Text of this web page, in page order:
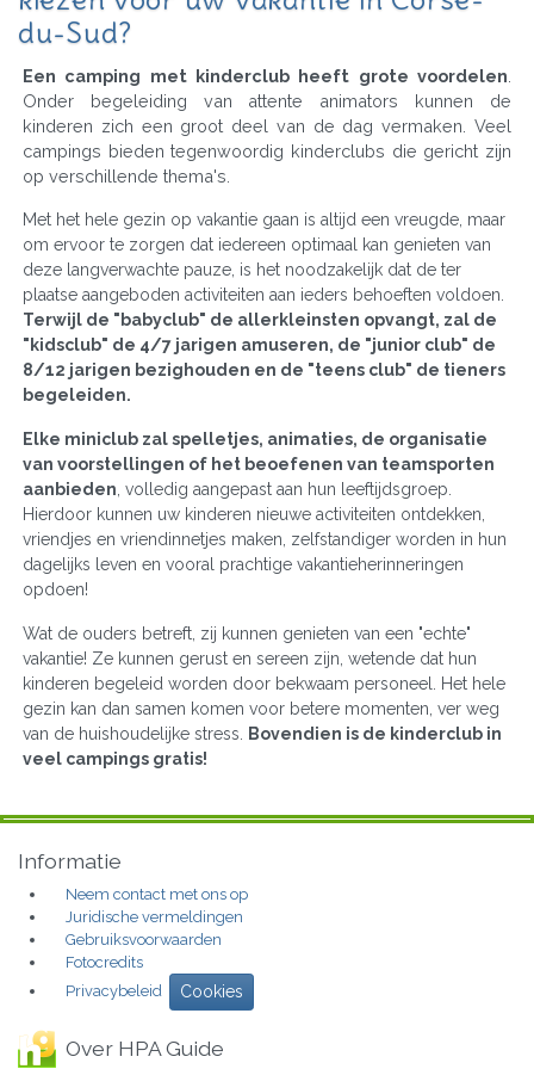
du-Sud?
Een camping met kinderclub heeft grote voordelen.
Onder begeleiding van attente animators kunnen de
kinderen zich een groot deel van de dag vermaken. Veel
campings bieden tegenwoordig kinderclubs die gericht zijn
op verschillende thema's.
Met het hele gezin op vakantie gaan is altijd een vreugde, maar
om ervoor te zorgen dat iedereen optimaal kan genieten van
deze langverwachte pauze, is het noodzakelijk dat de ter
plaatse aangeboden activiteiten aan ieders behoeften voldoen.
Terwijl de "babyclub" de allerkleinsten opvangt, zal de
"kidsclub" de 4/7 jarigen amuseren, de "junior club" de
8/12 jarigen bezighouden en de "teens club" de tieners
begeleiden.
Elke miniclub zal spelletjes, animaties, de organisatie
van voorstellingen of het beoefenen van teamsporten
aanbieden, volledig aangepast aan hun leeftijdsgroep.
Hierdoor kunnen uw kinderen nieuwe activiteiten ontdekken,
vriendjes en vriendinnetjes maken, zelfstandiger worden in hun
dagelijks leven en vooral prachtige vakantieherinneringen
opdoen!
Wat de ouders betreft, zij kunnen genieten van een "echte"
vakantie! Ze kunnen gerust en sereen zijn, wetende dat hun
kinderen begeleid worden door bekwaam personeel. Het hele
gezin kan dan samen komen voor betere momenten, ver weg
van de huishoudelijke stress. Bovendien is de kinderclub in
veel campings gratis!
Informatie
Neem contact met ons op
Juridische vermeldingen
Gebruiksvoorwaarden
Fotocredits
Privacybeleid
Cookies
Over HPA Guide